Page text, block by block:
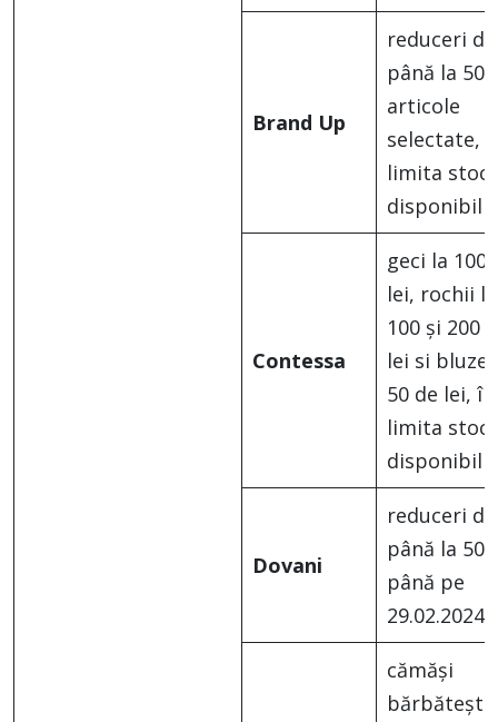
Brand Up
reduceri de
până la
articole
selectate,
limita
disponibil
Contessa
geci la 100
lei, rochii la
100 și 200
lei si bluze
50 de lei, în
limita
disponibil
Dovani
reduceri de
până la
până pe
29.02.2024
cămăși
bărbătești